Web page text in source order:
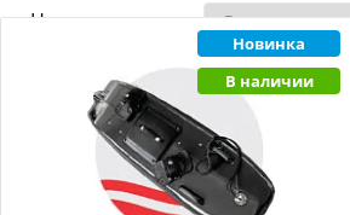
Наличие товара
Новинка
В наличии